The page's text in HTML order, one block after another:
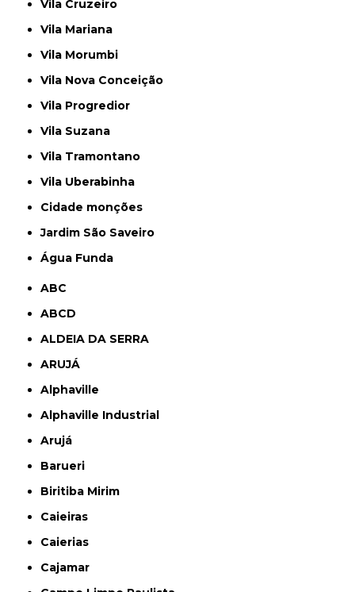
Vila Cruzeiro
Vila Mariana
Vila Morumbi
Vila Nova Conceição
Vila Progredior
Vila Suzana
Vila Tramontano
Vila Uberabinha
cidade monções
jardim São Saveiro
Água Funda
ABC
ABCD
ALDEIA DA SERRA
ARUJÁ
Alphaville
Alphaville Industrial
Arujá
Barueri
Biritiba Mirim
Caieiras
Caierias
Cajamar